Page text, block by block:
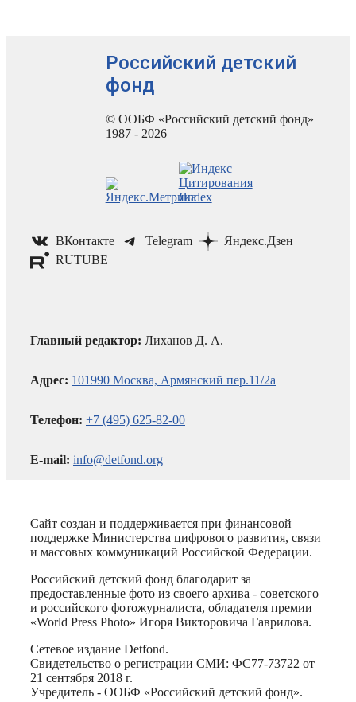
Российский детский
фонд
© ООБФ «Российский детский фонд»
1987 - 2026
ВКонтакте Telegram
Яндекс.Дзен
RUTUBE
Главный редактор: Лиханов Д. А.
Адрес: 101990 Москва, Армянский пер.11/2а
Телефон: +7 (495) 625-82-00
E-mail: info@detfond.org
Сайт создан и поддерживается при финансовой
поддержке Министерства цифрового развития, связи
и массовых коммуникаций Российской Федерации.
Российский детский фонд благодарит за
предоставленные фото из своего архива - советского
и российского фотожурналиста, обладателя премии
«World Press Photo» Игоря Викторовича Гаврилова.
Сетевое издание Detfond.
Свидетельство о регистрации СМИ: ФС77-73722 от
21 сентября 2018 г.
Учредитель - ООБФ «Российский детский фонд».